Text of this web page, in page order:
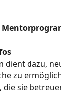
dient dazu,
zu
die sie